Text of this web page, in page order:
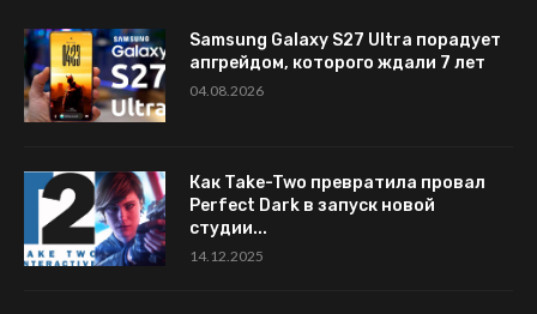
Samsung Galaxy S27 Ultra порадует
апгрейдом, которого ждали 7 лет
04.08.2026
Как Take-Two превратила провал
Perfect Dark в запуск новой
студии...
14.12.2025